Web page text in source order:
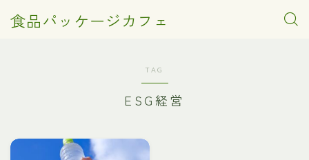
食品パッケージカフェ
TAG
ESG経営